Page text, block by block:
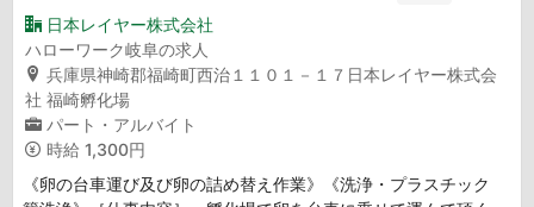
日本レイヤー株式会社
ハローワーク岐阜の求人
兵庫県神崎郡福崎町西治１１０１－１７日本レイヤー株式会
社 福崎孵化場
パート・アルバイト
時給 1,300円
《卵の台車運び及び卵の詰め替え作業》《洗浄・プラスチック